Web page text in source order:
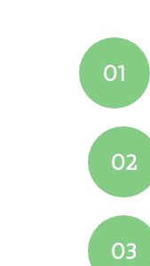
01
02
03